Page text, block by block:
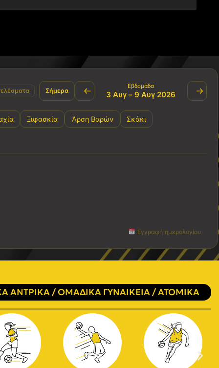
Σήμερα ← Εβδομάδα
3 Αυγ – 9 Αυγ 2026 →
Ξιφασκία Άρση Βαρών Σκάκι
Εγγραφή ημερολογίου
ΑΝΤΡΙΚΑ / ΟΜΑΔΙΚΑ ΓΥΝΑΙΚΕΙΑ / ΑΤΟΜΙΚΑ